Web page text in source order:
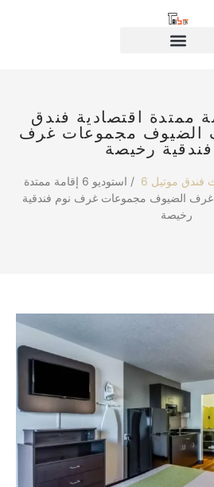
6 إقامة ممتدة اقتصادية فندق
الضيوف مجموعات غرف
فندق موتيل 6
/ استوديو 6 إقامة ممتدة
غرف الضيوف مجموعات غرف نوم فندقية